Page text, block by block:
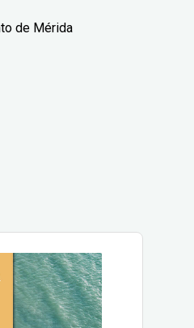
de Mérida